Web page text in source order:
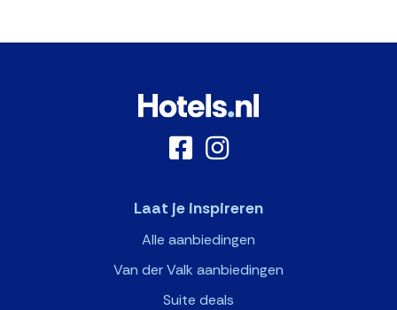
Laat je inspireren
Alle aanbiedingen
Van der Valk aanbiedingen
Suite deals